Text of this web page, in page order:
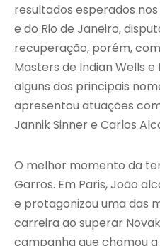
resultados esperados
e do Rio de Janeiro,
recuperação, porém,
Masters de Indian Wells
alguns dos principais
apresentou atuações
Jannik Sinner e Carlos
O melhor momento da
Garros. Em Paris, João
e protagonizou uma das
carreira ao superar
campanha que chamou